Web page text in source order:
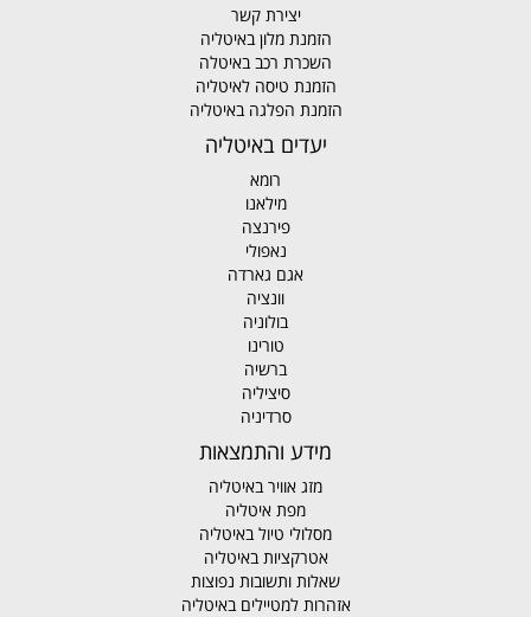
יצירת קשר
הזמנת מלון באיטליה
השכרת רכב באיטלה
הזמנת טיסה לאיטליה
הזמנת הפלגה באיטליה
יעדים באיטליה
רומא
מילאנו
פירנצה
נאפולי
אגם גארדה
וונציה
בולוניה
טורינו
ברשיה
סיציליה
סרדיניה
מידע והתמצאות
מזג אוויר באיטליה
מפת איטליה
מסלולי טיול באיטליה
אטרקציות באיטליה
שאלות ותשובות נפוצות
אזהרות למטיילים באיטליה